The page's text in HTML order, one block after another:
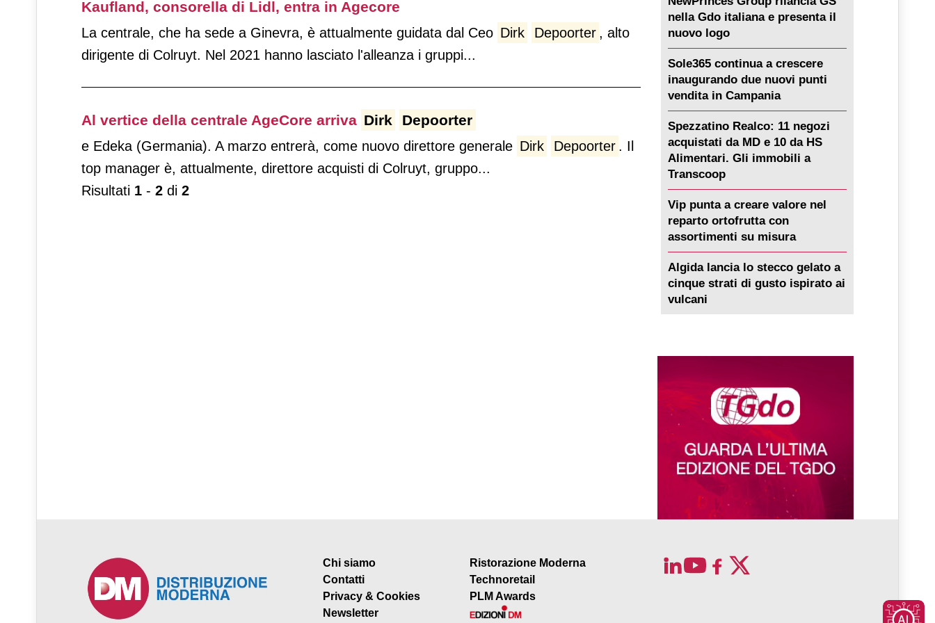
Kaufland, consorella di Lidl, entra in Agecore
La centrale, che ha sede a Ginevra, è attualmente guidata dal Ceo Dirk Depoorter , alto
dirigente di Colruyt. Nel 2021 hanno lasciato l'alleanza i gruppi...
Al vertice della centrale AgeCore arriva Dirk Depoorter
e Edeka (Germania). A marzo entrerà, come nuovo direttore generale Dirk Depoorter . Il
top manager è, attualmente, direttore acquisti di Colruyt, gruppo...
Risultati 1 - 2 di 2
nella Gdo italiana e presenta il
nuovo logo
Sole365 continua a crescere
inaugurando due nuovi punti
vendita in Campania
Spezzatino Realco: 11 negozi
acquistati da MD e 10 da HS
Alimentari. Gli immobili a
Transcoop
Vip punta a creare valore nel
reparto ortofrutta con
assortimenti su misura
Algida lancia lo stecco gelato a
cinque strati di gusto ispirato ai
vulcani
Chi siamo
Contatti
Privacy & Cookies
Newsletter
Ristorazione Moderna
Technoretail
PLM Awards